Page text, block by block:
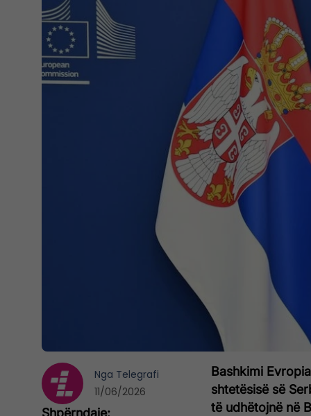
Bashkimi
shtetësisë së
të udhëtojnë në
Nga Telegrafi
11/06/2026